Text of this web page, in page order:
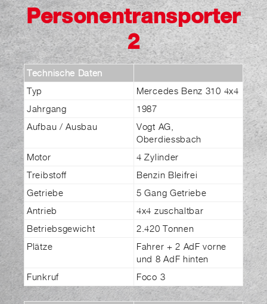
Personentransporter
2
Technische Daten
Typ
Mercedes Benz 310 4x4
Jahrgang
1987
Aufbau / Ausbau
Vogt AG,
Oberdiessbach
Motor
4 Zylinder
Treibstoff
Benzin Bleifrei
Getriebe
5 Gang Getriebe
Antrieb
4x4 zuschaltbar
Betriebsgewicht
2.420 Tonnen
Plätze
Fahrer + 2 AdF vorne
und 8 AdF hinten
Funkruf
Foco 3